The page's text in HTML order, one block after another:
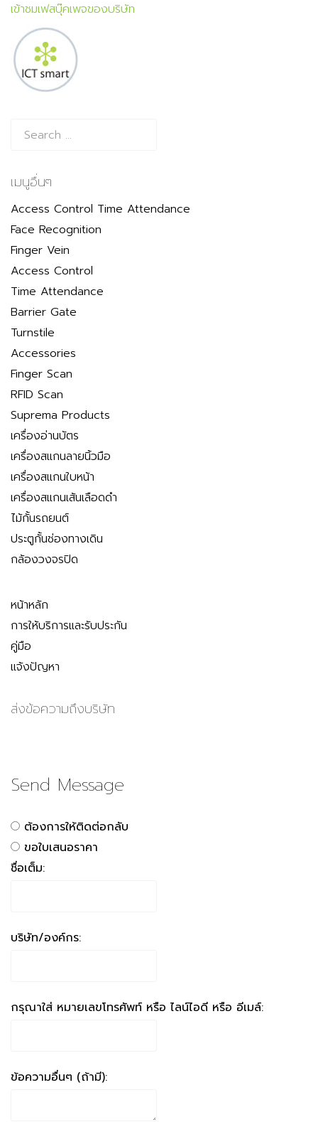
เข้าชมเฟสบุ๊คเพจของบริษัท
เมนูอื่นๆ
Access Control Time Attendance
Face Recognition
Finger Vein
Access Control
Time Attendance
Barrier Gate
Turnstile
Accessories
Finger Scan
RFID Scan
Suprema Products
เครื่องอ่านบัตร
เครื่องสแกนลายนิ้วมือ
เครื่องสแกนใบหน้า
เครื่องสแกนเส้นเลือดดำ
ไม้กั้นรถยนต์
ประตูกั้นช่องทางเดิน
กล้องวงจรปิด
หน้าหลัก
การให้บริการและรับประกัน
คู่มือ
แจ้งปัญหา
ส่งข้อความถึงบริษัท
Send Message
ต้องการให้ติดต่อกลับ
ขอใบเสนอราคา
ชื่อเต็ม:
บริษัท/องค์กร:
กรุณาใส่ หมายเลขโทรศัพท์ หรือ ไลน์ไอดี หรือ อีเมล์:
ข้อความอื่นๆ (ถ้ามี):